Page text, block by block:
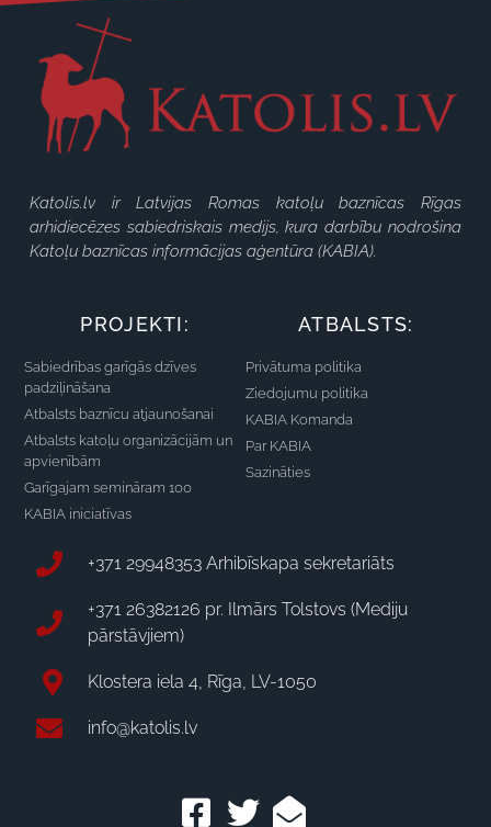
Katolis.lv ir Latvijas Romas katoļu baznīcas Rīgas
arhidiecēzes sabiedriskais medijs, kura darbību nodrošina
Katoļu baznīcas informācijas aģentūra (KABIA).
PROJEKTI:
Sabiedrības garīgās dzīves
padziļināšana
Atbalsts baznīcu atjaunošanai
Atbalsts katoļu organizācijām un
apvienībām
Garīgajam semināram 100
KABIA iniciatīvas
ATBALSTS:
Privātuma politika
Ziedojumu politika
KABIA Komanda
Par KABIA
Sazināties
+371 29948353 Arhibīskapa sekretariāts
+371 26382126 pr. Ilmārs Tolstovs (Mediju
pārstāvjiem)
Klostera iela 4, Rīga, LV-1050
info@katolis.lv